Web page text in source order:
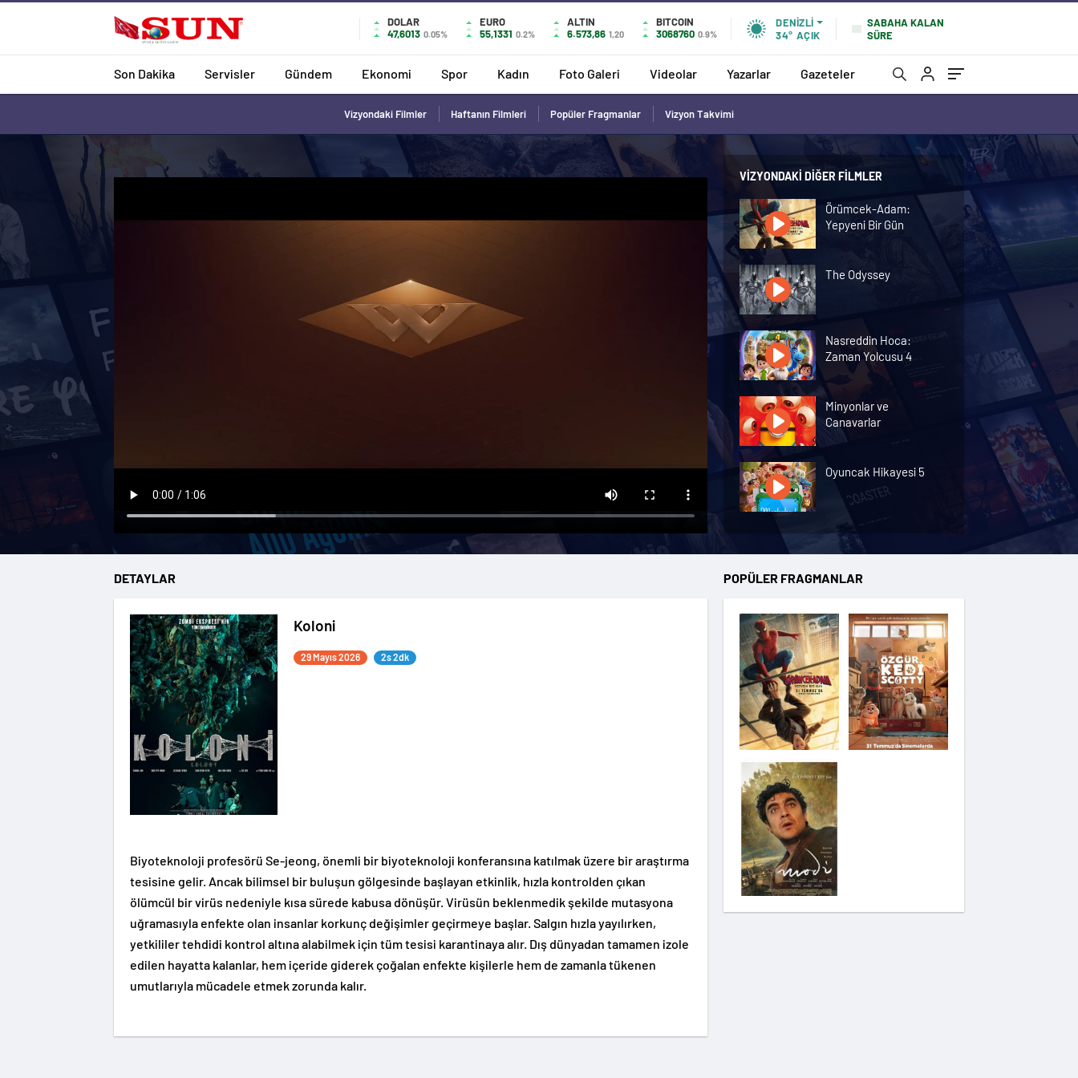
DOLAR
47,6013 0.05%
EURO
55,1331 0.2%
ALTIN
6.573,86 1,20
BITCOIN
3068760 0.9%
DENIZLI
34° AÇIK
SABAHA KALAN
SÜRE
Son Dakika Servisler Gündem Ekonomi Spor Kadın Foto Galeri Videolar Yazarlar Gazeteler
Vizyondaki Filmler Haftanın Filmleri Popüler Fragmanlar Vizyon Takvimi
VIZYONDAKI DIĞER FILMLER
Örümcek-Adam:
Yepyeni Bir Gün
The Odyssey
Nasreddin Hoca:
Zaman Yolcusu 4
Minyonlar ve
Canavarlar
Oyuncak Hikayesi 5
Özgür Kedi Scotty
Hannas 3
Saplantı
Modi: Deliliğin
Kanadında Üç Gün
Pinokyo: Kanlı Masal
DETAYLAR
Koloni
29 Mayıs 2026 2s 2dk
Biyoteknoloji profesörü Se-jeong, önemli bir biyoteknoloji konferansına katılmak üzere bir araştırma
tesisine gelir. Ancak bilimsel bir buluşun gölgesinde başlayan etkinlik, hızla kontrolden çıkan
ölümcül bir virüs nedeniyle kısa sürede kabusa dönüşür. Virüsün beklenmedik şekilde mutasyona
uğramasıyla enfekte olan insanlar korkunç değişimler geçirmeye başlar. Salgın hızla yayılırken,
yetkililer tehdidi kontrol altına alabilmek için tüm tesisi karantinaya alır. Dış dünyadan tamamen izole
edilen hayatta kalanlar, hem içeride giderek çoğalan enfekte kişilerle hem de zamanla tükenen
umutlarıyla mücadele etmek zorunda kalır.
POPÜLER FRAGMANLAR